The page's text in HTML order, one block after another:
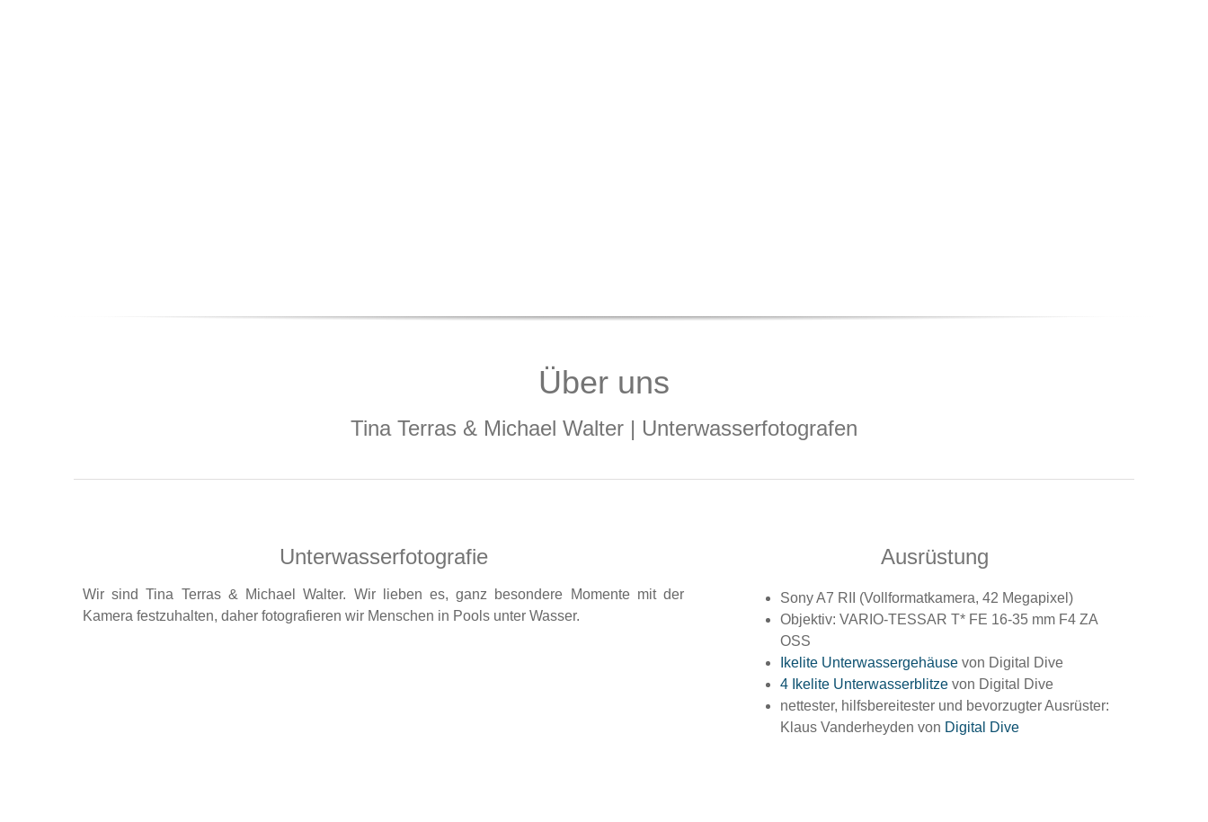
Über uns
Tina Terras & Michael Walter | Unterwasserfotografen
Unterwasserfotografie
Wir sind Tina Terras & Michael Walter. Wir lieben es, ganz besondere Momente mit der
Kamera festzuhalten, daher fotografieren wir Menschen in Pools unter Wasser.
Ausrüstung
Sony A7 RII (Vollformatkamera, 42 Megapixel)
Objektiv: VARIO-TESSAR T* FE 16-35 mm F4 ZA
OSS
Ikelite Unterwassergehäuse von Digital Dive
4 Ikelite Unterwasserblitze von Digital Dive
nettester, hilfsbereitester und bevorzugter Ausrüster:
Klaus Vanderheyden von Digital Dive